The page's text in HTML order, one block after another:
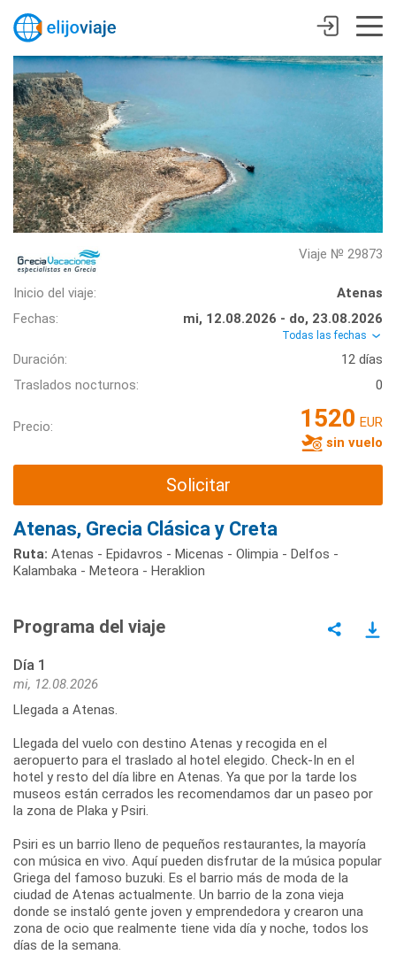
Viaje № 29873
Inicio del viaje:
Atenas
Fechas:
mi, 12.08.2026 - do, 23.08.2026
Todas las fechas
Duración:
12 días
Traslados nocturnos:
0
Precio: 1520 EUR
sin vuelo
Solicitar
Atenas, Grecia Clásica y Creta
Ruta: Atenas - Epidavros - Micenas - Olimpia - Delfos -
Kalambaka - Meteora - Heraklion
Programa del viaje
Día 1
mi, 12.08.2026
Llegada a Atenas.
Llegada del vuelo con destino Atenas y recogida en el
aeropuerto para el traslado al hotel elegido. Check-In en el
hotel y resto del día libre en Atenas. Ya que por la tarde los
museos están cerrados les recomendamos dar un paseo por
la zona de Plaka y Psiri.
Psiri es un barrio lleno de pequeños restaurantes, la mayoría
con música en vivo. Aquí pueden disfrutar de la música popular
Griega del famoso buzuki. Es el barrio más de moda de la
ciudad de Atenas actualmente. Un barrio de la zona vieja
donde se instaló gente joven y emprendedora y crearon una
zona de ocio que realmente tiene vida día y noche, todos los
días de la semana.